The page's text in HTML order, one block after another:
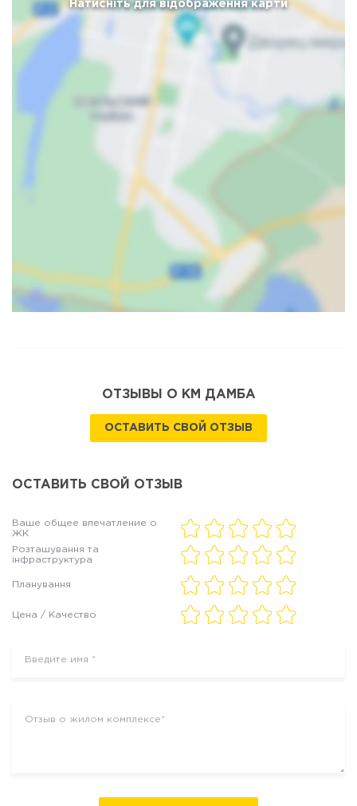
Натисніть для відображення карти
ОТЗЫВЫ О КМ ДАМБА
ОСТАВИТЬ СВОЙ ОТЗЫВ
ОСТАВИТЬ СВОЙ ОТЗЫВ
Ваше общее впечатление о
ЖК
Розташування та
інфраструктура
Планування
Цена / Качество